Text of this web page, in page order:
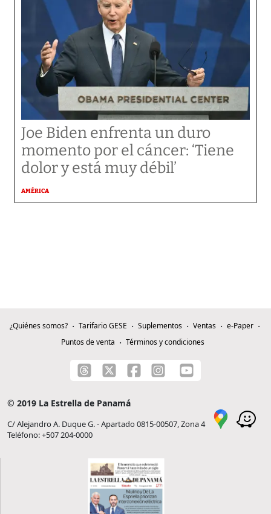
Joe Biden enfrenta un duro
momento por el cáncer: ‘Tiene
dolor y está muy débil’
AMÉRICA
¿Quiénes somos? Tarifario GESE Suplementos Ventas
e-Paper
Puntos de venta
Términos y condiciones
© 2019 La Estrella de Panamá
C/ Alejandro A. Duque G. - Apartado 0815-00507, Zona 4
Teléfono: +507 204-0000